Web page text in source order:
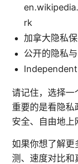
rk
加拿大隐私
公开的隐私
Independent
请记住，选择一
重要的是看隐私
安全、自由地上
如果你想了解更
测、速度对比和